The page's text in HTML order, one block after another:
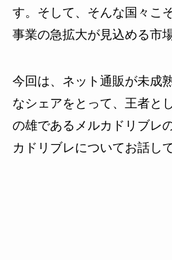
す。そして、そんな国々こ
事業の急拡大が見込める市
今回は、ネット通販が未成
なシェアをとって、王者と
の雄であるメルカドリブレ
カドリブレについてお話し